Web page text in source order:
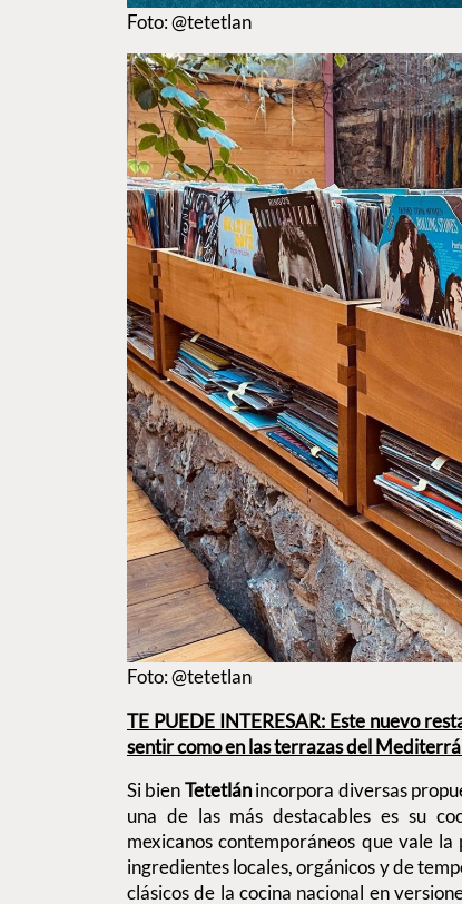
Foto: @tetetlan
Foto: @tetetlan
TE PUEDE INTERESAR: Este nuevo
sentir como en las terrazas del
Si bienTetetlánincorpora diversas
una de las más destacables es su
mexicanos contemporáneos que vale
ingredientes locales, orgánicos y de
clásicos de la cocina nacional en